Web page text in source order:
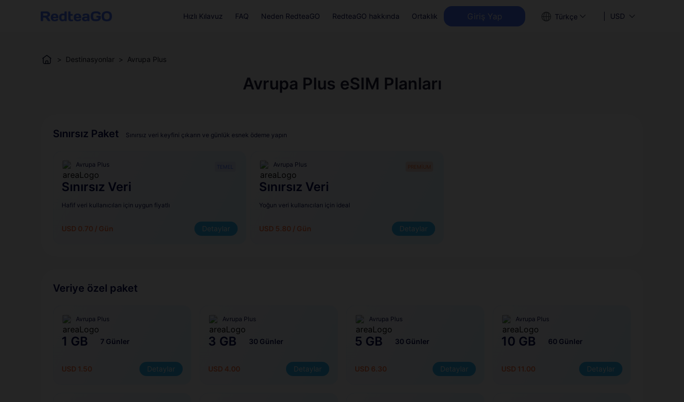
Hızlı Kılavuz FAQ Neden RedteaGO RedteaGO hakkında Ortaklık Giriş Yap Türkçe USD
> Destinasyonlar > Avrupa Plus
Avrupa Plus eSIM Planları
Sınırsız Paket Sınırsız veri keyfini çıkarın ve günlük esnek ödeme yapın
Avrupa Plus
Sınırsız Veri
Hafif veri kullanıcıları için uygun fiyatlı
USD 0.70 / Gün Detaylar
Avrupa Plus
Sınırsız Veri
Yoğun veri kullanıcıları için ideal
USD 5.80 / Gün Detaylar
PREMİUM
Veriye özel paket
Avrupa Plus
1 GB 7 Günler
USD 1.50 Detaylar
Avrupa Plus
3 GB 30 Günler
USD 4.00 Detaylar
Avrupa Plus
5 GB 30 Günler
USD 6.30 Detaylar
Avrupa Plus
10 GB 60 Günler
USD 11.00 Detaylar